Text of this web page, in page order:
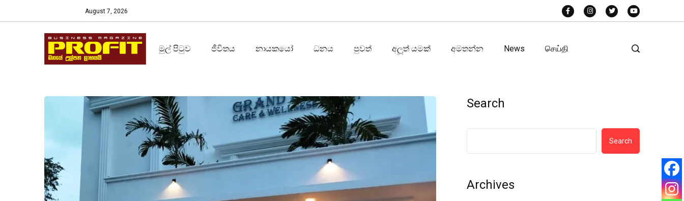
August 7, 2026
මුල් පිටුව ජීවිතය නායකයෝ ධනය පුවත් අලූත් යමක් අමතන්න News செய்தி
Search
Search
Archives